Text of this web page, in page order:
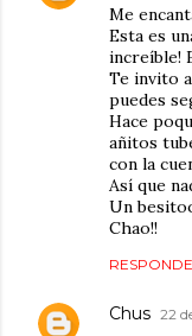
Me
Esta es
increíble!
Te invito
puedes
Hace
añitos
con la
Así que
Un
Chao!!
Chus 22